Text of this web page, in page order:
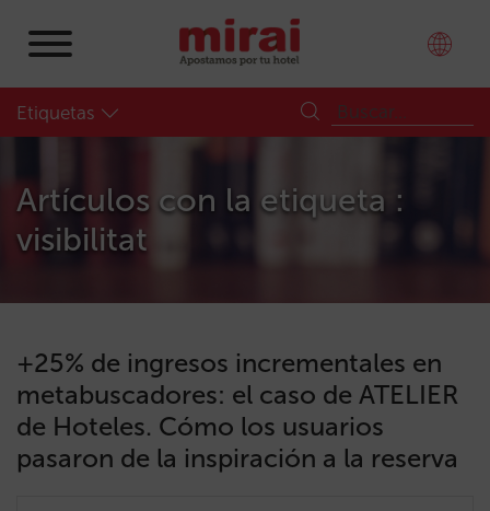
Etiquetas
Artículos con la etiqueta :
visibilitat
+25% de ingresos incrementales en
metabuscadores: el caso de ATELIER
de Hoteles. Cómo los usuarios
pasaron de la inspiración a la reserva